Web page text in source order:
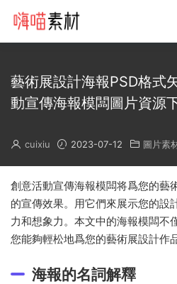
藝術展設計海報PSD格式
動宣傳海報模闆圖片資源
cuixiu 2023-07-12 圖片素
創意活動宣傳海報模闆将爲您的藝
的宣傳效果。用它們來展示您的設
力和想象力。本文中的海報模闆不
您能夠輕松地爲您的藝術展設計作
海報的名詞解釋